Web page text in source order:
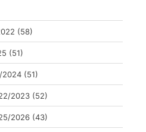
(58)
(51)
2024 (51)
2023 (52)
2026 (43)